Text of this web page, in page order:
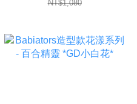
NT$1,080